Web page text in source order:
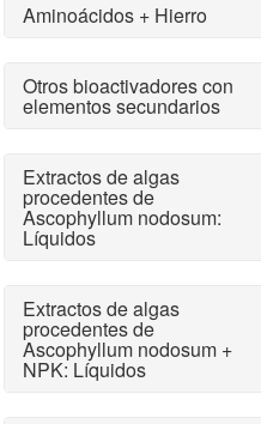
Aminoácidos + Hierro
Otros bioactivadores con
elementos secundarios
Extractos de algas
procedentes de
Ascophyllum nodosum:
Líquidos
Extractos de algas
procedentes de
Ascophyllum nodosum +
NPK: Líquidos